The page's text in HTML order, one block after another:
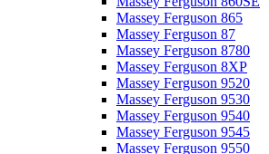
Massey Ferguson 865
Massey Ferguson 87
Massey Ferguson 8780
Massey Ferguson 8XP
Massey Ferguson 9520
Massey Ferguson 9530
Massey Ferguson 9540
Massey Ferguson 9545
Massey Ferguson 9550